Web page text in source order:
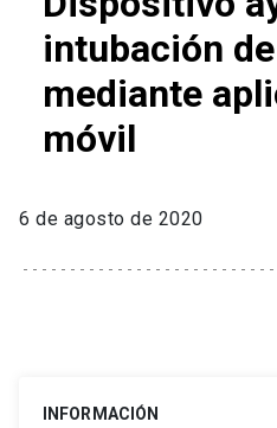
intubación
mediante
móvil
6 de agosto de 2020
INFORMACIÓN